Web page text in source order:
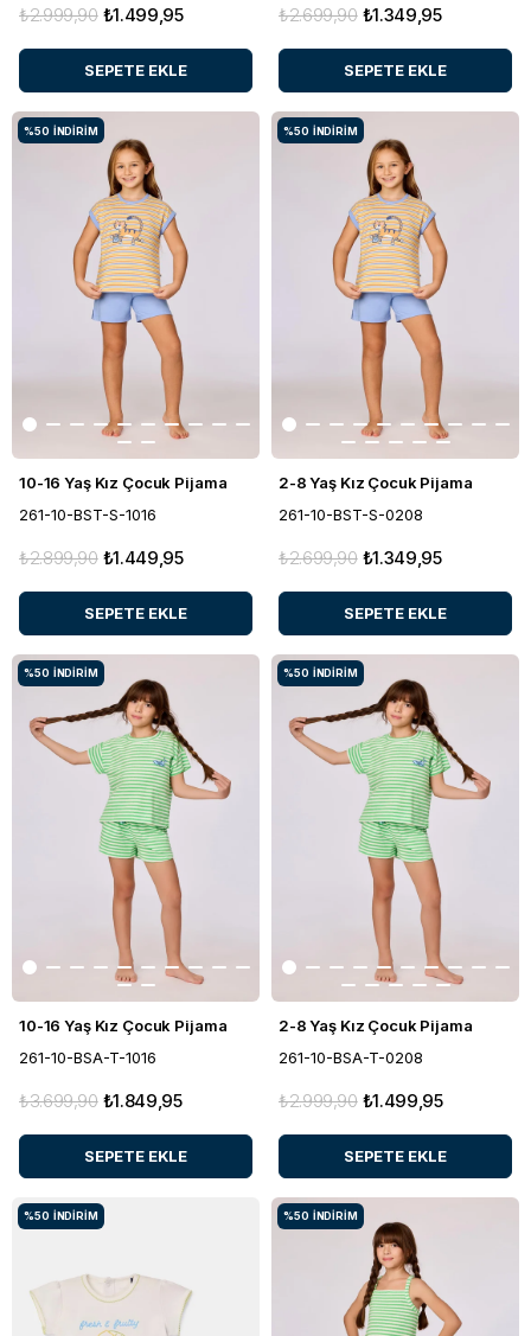
₺1.499,95
₺2.999,90
SEPETE EKLE
₺1.349,95
₺2.699,90
SEPETE EKLE
10-16 Yaş Kız Çocuk Pijama
261-10-BST-S-1016
₺1.449,95
₺2.899,90
SEPETE EKLE
%50 İNDIRIM
2-8 Yaş Kız Çocuk Pijama
261-10-BST-S-0208
₺1.349,95
₺2.699,90
SEPETE EKLE
%50 İNDIRIM
10-16 Yaş Kız Çocuk Pijama
261-10-BSA-T-1016
₺1.849,95
₺3.699,90
SEPETE EKLE
%50 İNDIRIM
2-8 Yaş Kız Çocuk Pijama
261-10-BSA-T-0208
₺1.499,95
₺2.999,90
SEPETE EKLE
%50 İNDIRIM
%50 İNDIRIM %50 İNDIRIM